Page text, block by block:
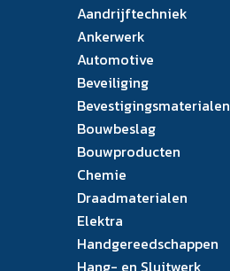
Aandrijftechniek
Ankerwerk
Automotive
Beveiliging
Bevestigingsmaterialen
Bouwbeslag
Bouwproducten
Chemie
Draadmaterialen
Elektra
Handgereedschappen
Hang- en Sluitwerk